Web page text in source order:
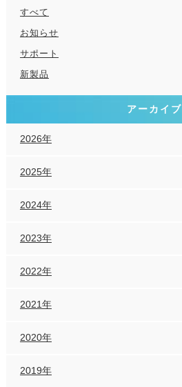
すべて
お知らせ
サポート
新製品
アーカイブ
2026年
2025年
2024年
2023年
2022年
2021年
2020年
2019年